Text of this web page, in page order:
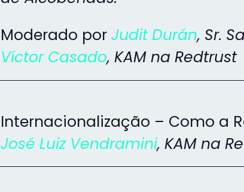
Moderado porJudit Durán, Sr.
Víctor Casado, KAM na Redtrust
Internacionalização – Como a
José Luiz Vendramini, KAM na